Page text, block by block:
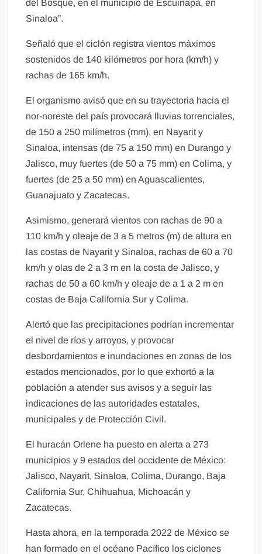
del Bosque, en el municipio de Escuinapa, en
Sinaloa”.
Señaló que el ciclón registra vientos máximos
sostenidos de 140 kilómetros por hora (km/h) y
rachas de 165 km/h.
El organismo avisó que en su trayectoria hacia el
nor-noreste del país provocará lluvias torrenciales,
de 150 a 250 milímetros (mm), en Nayarit y
Sinaloa, intensas (de 75 a 150 mm) en Durango y
Jalisco, muy fuertes (de 50 a 75 mm) en Colima, y
fuertes (de 25 a 50 mm) en Aguascalientes,
Guanajuato y Zacatecas.
Asimismo, generará vientos con rachas de 90 a
110 km/h y oleaje de 3 a 5 metros (m) de altura en
las costas de Nayarit y Sinaloa, rachas de 60 a 70
km/h y olas de 2 a 3 m en la costa de Jalisco, y
rachas de 50 a 60 km/h y oleaje de a 1 a 2 m en
costas de Baja California Sur y Colima.
Alertó que las precipitaciones podrían incrementar
el nivel de ríos y arroyos, y provocar
desbordamientos e inundaciones en zonas de los
estados mencionados, por lo que exhortó a la
población a atender sus avisos y a seguir las
indicaciones de las autoridades estatales,
municipales y de Protección Civil.
El huracán Orlene ha puesto en alerta a 273
municipios y 9 estados del occidente de México:
Jalisco, Nayarit, Sinaloa, Colima, Durango, Baja
California Sur, Chihuahua, Michoacán y
Zacatecas.
Hasta ahora, en la temporada 2022 de México se
han formado en el océano Pacífico los ciclones